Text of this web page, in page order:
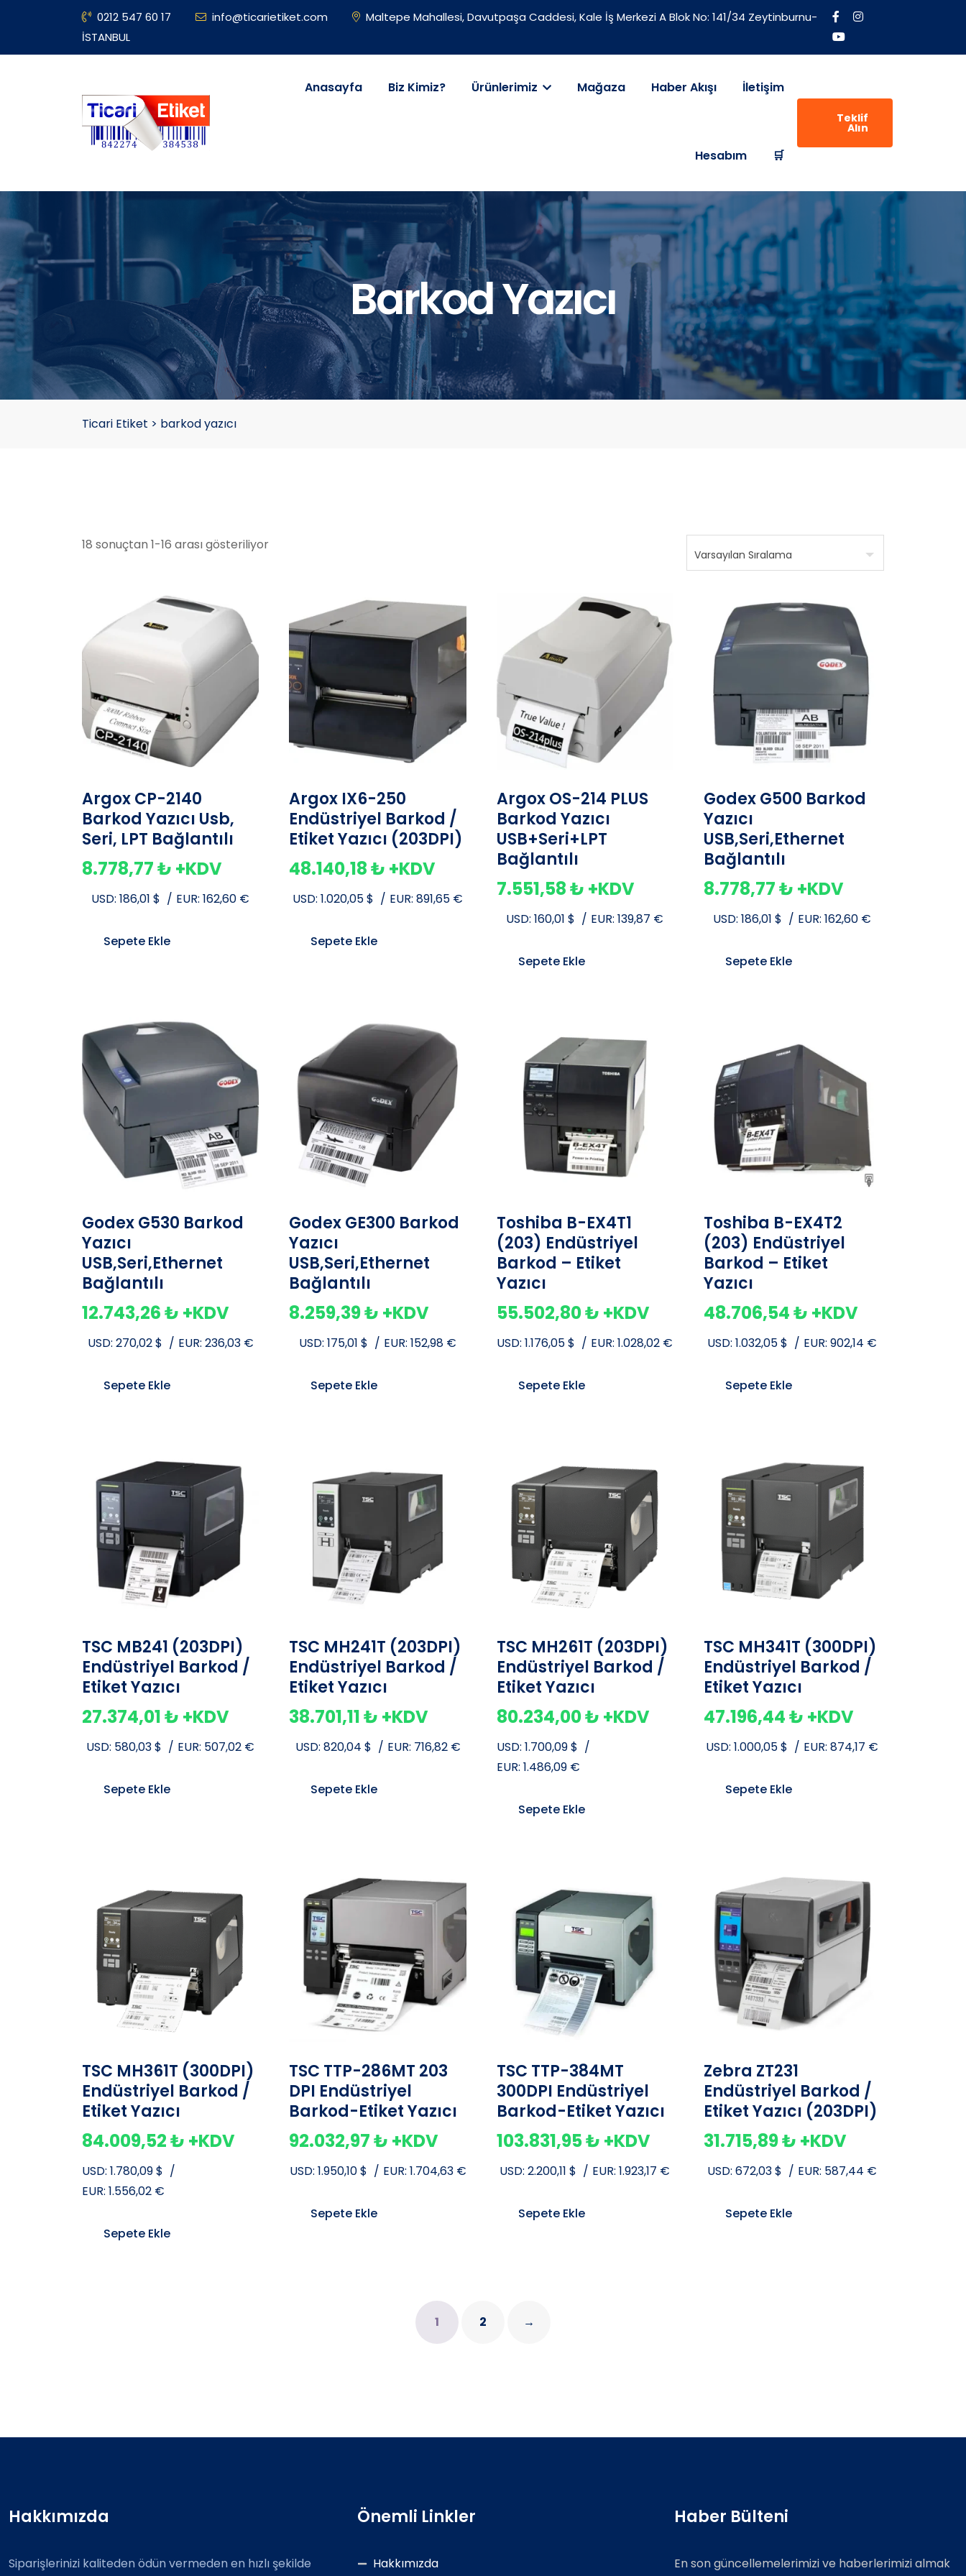
0212 547 60 17 info@ticarietiket.com
Maltepe Mahallesi, Davutpaşa Caddesi, Kale İş Merkezi A Blok No: 141/34 Zeytinburnu-
İSTANBUL
Anasayfa Biz Kimiz? Ürünlerimiz Mağaza Haber Akışı İletişim
Hesabım 🛒
Teklif
Alın
Barkod Yazıcı
Ticari Etiket > barkod yazıcı
18 sonuçtan 1-16 arası gösteriliyor
Argox CP-2140
Barkod Yazıcı Usb,
Seri, LPT Bağlantılı
8.778,77₺ +KDV
USD:186,01$ / EUR:162,60 €
Sepete Ekle
Argox IX6-250
Endüstriyel Barkod /
Etiket Yazıcı (203DPI)
48.140,18₺ +KDV
USD: 1.020,05$ / EUR: 891,65 €
Sepete Ekle
Argox OS-214 PLUS
Barkod Yazıcı
USB+Seri+LPT
Bağlantılı
7.551,58₺ +KDV
USD:160,01$ / EUR:139,87 €
Sepete Ekle
Godex G500 Barkod
Yazıcı
USB,Seri,Ethernet
Bağlantılı
8.778,77₺ +KDV
USD:186,01$ / EUR:162,60 €
Sepete Ekle
Godex G530 Barkod
Yazıcı
USB,Seri,Ethernet
Bağlantılı
12.743,26₺ +KDV
USD: 270,02$ / EUR: 236,03 €
Sepete Ekle
Godex GE300 Barkod
Yazıcı
USB,Seri,Ethernet
Bağlantılı
8.259,39₺ +KDV
USD: 175,01 $ / EUR: 152,98 €
Sepete Ekle
Toshiba B-EX4T1
(203) Endüstriyel
Barkod – Etiket
Yazıcı
55.502,80₺ +KDV
USD:1.176,05$ / EUR:1.028,02 €
Sepete Ekle
Toshiba B-EX4T2
(203) Endüstriyel
Barkod – Etiket
Yazıcı
48.706,54₺ +KDV
USD:1.032,05$ / EUR:902,14 €
Sepete Ekle
TSC MB241 (203DPI)
Endüstriyel Barkod /
Etiket Yazıcı
27.374,01₺ +KDV
USD: 580,03$ / EUR: 507,02 €
Sepete Ekle
TSC MH241T (203DPI)
Endüstriyel Barkod /
Etiket Yazıcı
38.701,11₺ +KDV
USD: 820,04 $ / EUR: 716,82 €
Sepete Ekle
TSC MH261T (203DPI)
Endüstriyel Barkod /
Etiket Yazıcı
80.234,00₺ +KDV
USD: 1.700,09$ /
EUR: 1.486,09 €
Sepete Ekle
TSC MH341T (300DPI)
Endüstriyel Barkod /
Etiket Yazıcı
47.196,44₺ +KDV
USD:1.000,05$ / EUR:874,17 €
Sepete Ekle
TSC MH361T (300DPI)
Endüstriyel Barkod /
Etiket Yazıcı
84.009,52₺ +KDV
USD: 1.780,09$ /
EUR: 1.556,02 €
Sepete Ekle
TSC TTP-286MT 203
DPI Endüstriyel
Barkod-Etiket Yazıcı
92.032,97₺ +KDV
USD: 1.950,10$ / EUR: 1.704,63 €
Sepete Ekle
TSC TTP-384MT
300DPI Endüstriyel
Barkod-Etiket Yazıcı
103.831,95₺ +KDV
USD:2.200,11$ / EUR:1.923,17 €
Sepete Ekle
Zebra ZT231
Endüstriyel Barkod /
Etiket Yazıcı (203DPI)
31.715,89₺ +KDV
USD:672,03$ / EUR: 587,44 €
Sepete Ekle
1 2 →
Hakkımızda
Siparişlerinizi kaliteden ödün vermeden en hızlı şekilde
Önemli Linkler
Hakkımızda
Haber Bülteni
En son güncellemelerimizi ve haberlerimizi almak